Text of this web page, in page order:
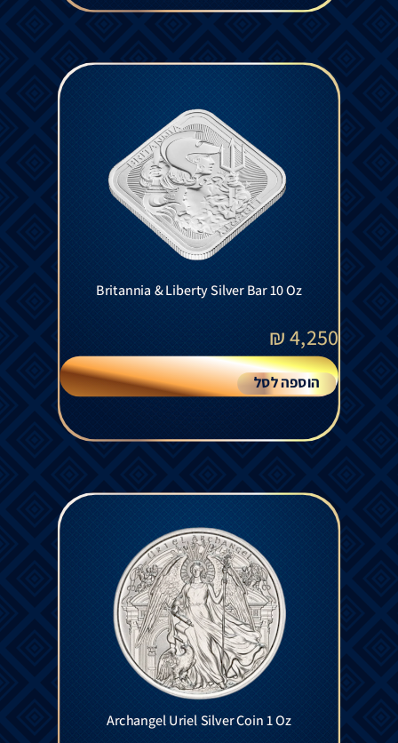
Britannia & Liberty Silver Bar 10 Oz
4,250
₪
הוספה לסל
Archangel Uriel Silver Coin 1 Oz